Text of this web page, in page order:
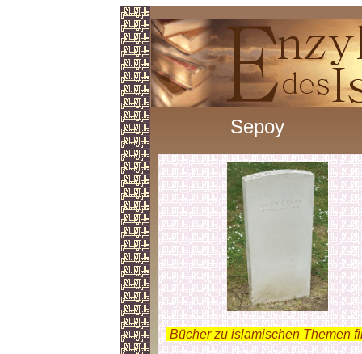
Sepoy
Bücher zu islamischen Themen